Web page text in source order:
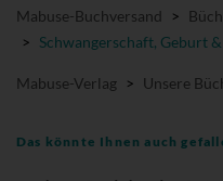
Mabuse-Buchversand >
> Schwangerschaft, Geburt
Mabuse-Verlag > Unsere
Das könnte Ihnen auch